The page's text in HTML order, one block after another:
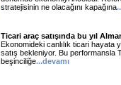
stratejisinin ne olacağını kapağına
Ticari araç satışında bu yıl
Ekonomideki canlılık ticari hayata
satış bekleniyor. Bu performansla
beşinciliğe...devamı